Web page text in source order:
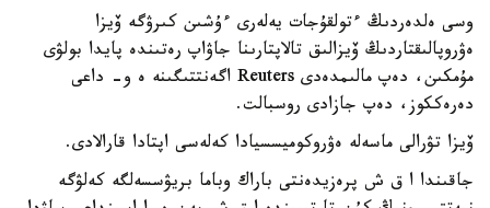
وسى ەلدەردىڭ ءتولقۇجات يەلەرى ءۇشىن كىرۋگە ۆيزا
ەۋروپالىقتاردىڭ ۆيزالىق تالاپتارىنا جاۋاپ رەتىندە پايدا بولۋى
مۇمكىن، دەپ مالىمدەدى Reuters اگەنتتىگىنە ە و- داعى
دەرەككوز، دەپ جازادى روسبالت.
ۆيزا تۋرالى ماسەلە ەۋروكوميسسيادا كەلەسى اپتادا قارالادى.
جاقىندا ا ق ش پرەزيدەنتى باراك وباما بريۋسسەلگە كەلۋگە